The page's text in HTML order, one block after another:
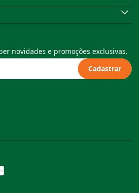
novidades e promoções exclusivas.
Cadastrar